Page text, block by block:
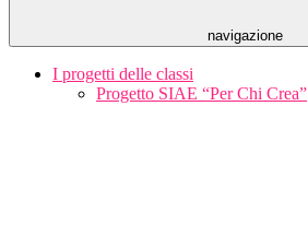
navigazione
I progetti delle classi
Progetto SIAE “Per Chi Crea”